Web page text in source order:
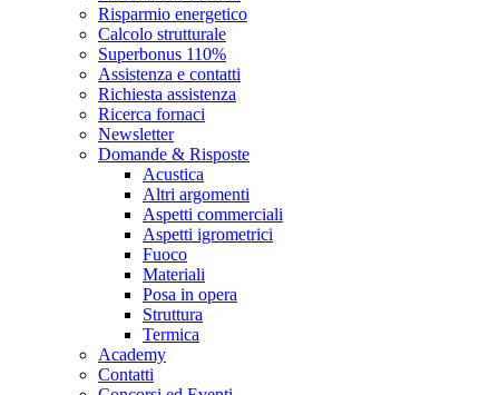
Risparmio energetico
Calcolo strutturale
Superbonus 110%
Assistenza e contatti
Richiesta assistenza
Ricerca fornaci
Newsletter
Domande & Risposte
Acustica
Altri argomenti
Aspetti commerciali
Aspetti igrometrici
Fuoco
Materiali
Posa in opera
Struttura
Termica
Academy
Contatti